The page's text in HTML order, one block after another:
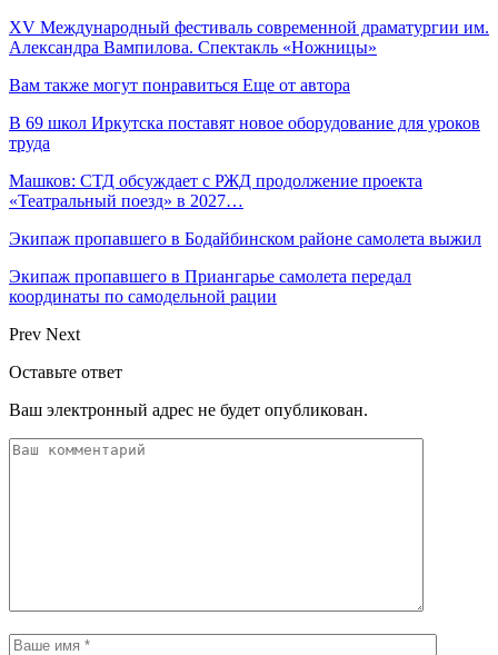
XV Международный фестиваль современной драматургии им.
Александра Вампилова. Спектакль «Ножницы»
Вам также могут понравиться Еще от автора
В 69 школ Иркутска поставят новое оборудование для уроков
труда
Машков: СТД обсуждает с РЖД продолжение проекта
«Театральный поезд» в 2027…
Экипаж пропавшего в Бодайбинском районе самолета выжил
Экипаж пропавшего в Приангарье самолета передал
координаты по самодельной рации
Prev Next
Оставьте ответ
Ваш электронный адрес не будет опубликован.